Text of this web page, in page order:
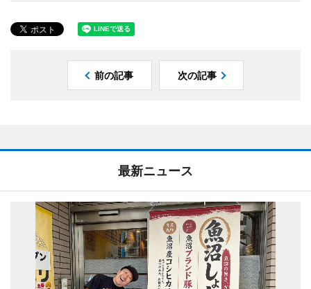
前の記事 次の記事
最新ニュース